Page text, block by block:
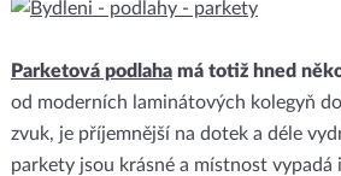
Parketová podlahamá totiž hned
od moderních laminátových kolegyň
zvuk, je příjemnější na dotek a déle
parkety jsou krásné a místnost vypadá